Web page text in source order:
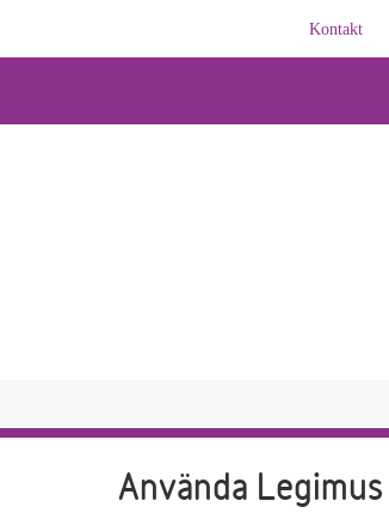
Kontakt
Använda Legimus